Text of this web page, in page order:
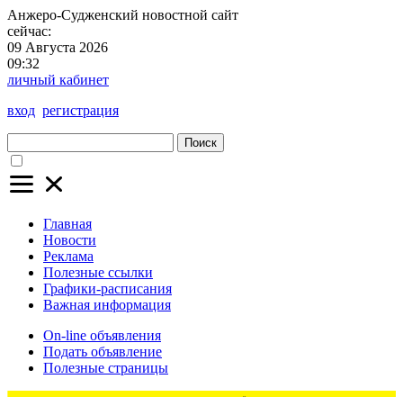
Анжеро-Судженский новостной сайт
сейчас:
09 Августа 2026
09:32
личный кабинет
вход регистрация
Поиск
Главная
Новости
Реклама
Полезные ссылки
Графики-расписания
Важная информация
On-line объявления
Подать объявление
Полезные страницы